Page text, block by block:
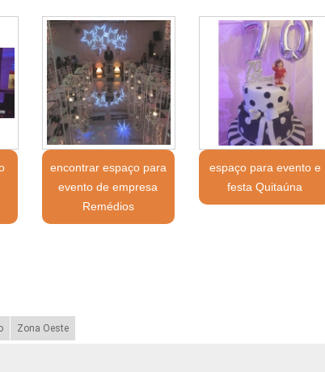
encontrar espaço para
evento de empresa
Remédios
espaço para evento e
festa Quitaúna
Zona Oeste